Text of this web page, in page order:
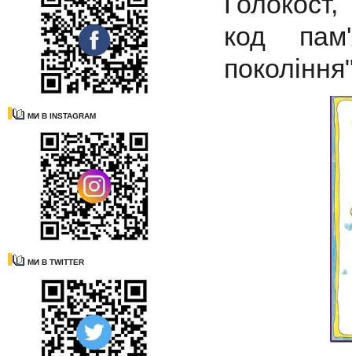
МИ В INSTAGRAM
МИ В TWITTER
код